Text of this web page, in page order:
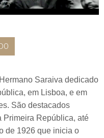
Saraiva dedicado
em Lisboa, e em
São destacados
Primeira República, até
de 1926 que inicia o